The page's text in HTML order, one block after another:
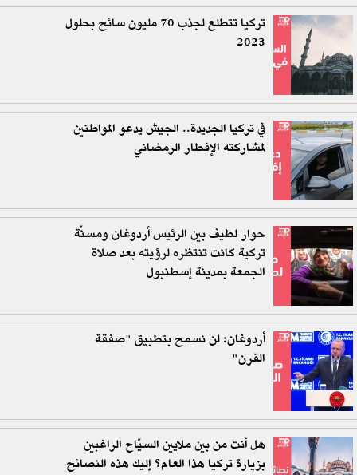
تركيا تتطلع لجذب 70 مليون سائح بحلول
2023
في تركيا الجديدة.. الجيش يدعو المواطنين
لمشاركته الإفطار الرمضاني
حوار لطيف بين الرئيس أردوغان ومسنّة
تركية كانت تنتظره لرؤيته بعد صلاة
الجمعة بمدينة إسطنبول
أردوغان: لن نسمح بتطبيق "صفقة
القرن"
هل أنت من بين ملايين السيّاح الراغبين
بزيارة تركيا هذا العام؟ إليك هذه النصائح